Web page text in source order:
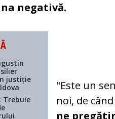
negativă.
justiție
Trebuie
"Este un
noi, de
ne